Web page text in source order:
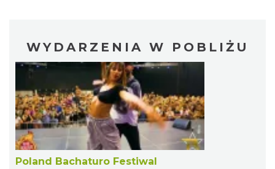
WYDARZENIA W POBLIŻU
Poland Bachaturo Festiwal